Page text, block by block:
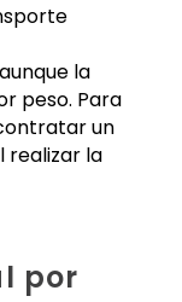
la
peso. Para
un
realizar la
por